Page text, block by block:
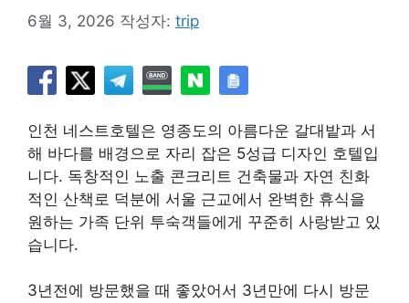
6월 3, 2026 작성자: trip
인천 네스트호텔은 영종도의 아름다운 갈대밭과 서
해 바다를 배경으로 자리 잡은 5성급 디자인 호텔입
니다. 독창적인 노출 콘크리트 건축물과 자연 친화
적인 산책로 덕분에 서울 근교에서 완벽한 휴식을
원하는 가족 단위 투숙객들에게 꾸준히 사랑받고 있
습니다.
3년전에 방문했을 때 좋았어서 3년만에 다시 방문